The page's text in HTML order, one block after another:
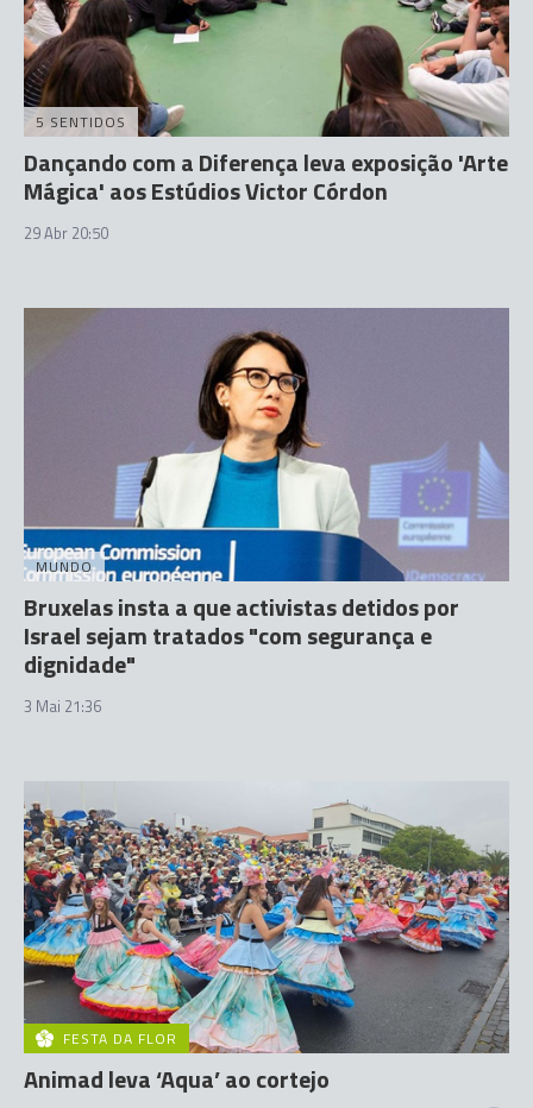
5 SENTIDOS
Dançando com a Diferença leva exposição 'Arte
Mágica' aos Estúdios Victor Córdon
29 Abr 20:50
MUNDO
Bruxelas insta a que activistas detidos por
Israel sejam tratados "com segurança e
dignidade"
3 Mai 21:36
FESTA DA FLOR
Animad leva ‘Aqua’ ao cortejo